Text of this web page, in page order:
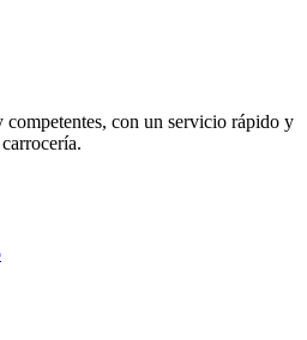
con un servicio rápido y